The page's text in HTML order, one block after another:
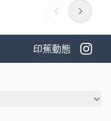
印蕉動態